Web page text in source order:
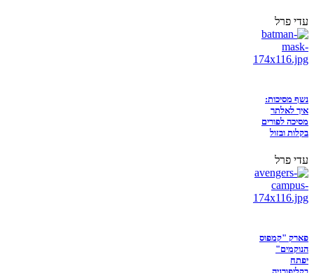
עדי פרל
נשף מסיכות:
איך לאלתר
מסיכה לפורים
בקלות ובזול
עדי פרל
פארק "קמפוס
הנוקמים"
יפתח